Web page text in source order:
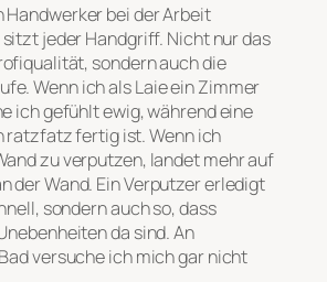
Handwerker bei der Arbeit
jeder Handgriff. Nicht nur das
sondern auch die
Wenn ich als Laie ein Zimmer
ich gefühlt ewig, während eine
ratzfatz fertig ist. Wenn ich
zu verputzen, landet mehr auf
der Wand. Ein Verputzer erledigt
sondern auch so, dass
da sind. An
versuche ich mich gar nicht